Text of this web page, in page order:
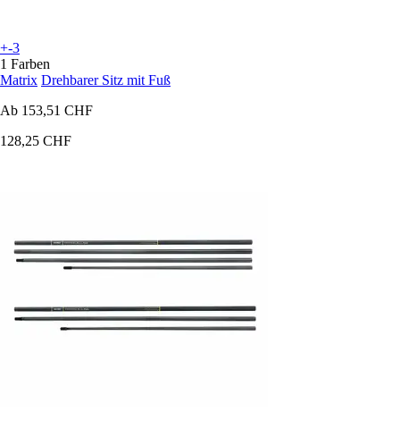
+-3
1 Farben
Matrix Drehbarer Sitz mit Fuß
Ab 153,51 CHF
128,25 CHF